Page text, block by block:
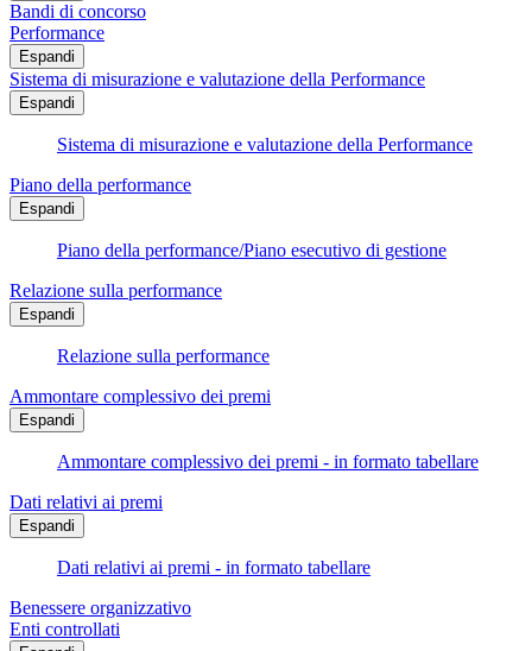
Bandi di concorso
Performance
Espandi
Sistema di misurazione e valutazione della Performance
Espandi
Sistema di misurazione e valutazione della Performance
Piano della performance
Espandi
Piano della performance/Piano esecutivo di gestione
Relazione sulla performance
Espandi
Relazione sulla performance
Ammontare complessivo dei premi
Espandi
Ammontare complessivo dei premi - in formato tabellare
Dati relativi ai premi
Espandi
Dati relativi ai premi - in formato tabellare
Benessere organizzativo
Enti controllati